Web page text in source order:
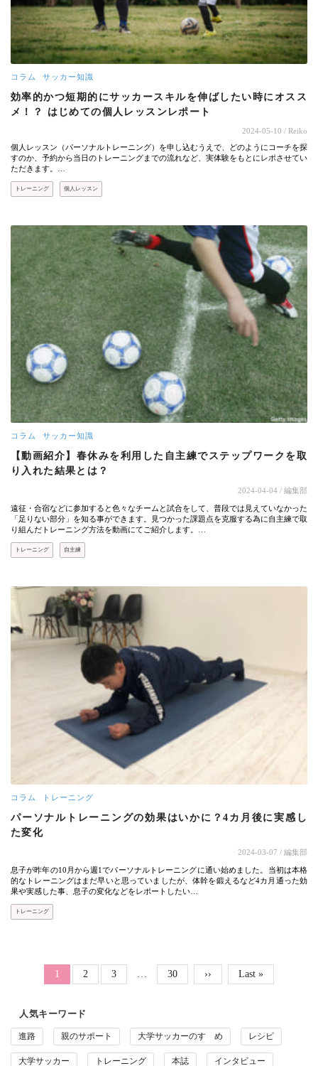
コラム サッカー知識
効率的かつ短期的にサッカースキルを伸ばしたい時にオスス
メ！？ はじめての個人レッスンレポート
2024-05-10 / Reiko
個人レッスン（パーソナルトレーニング）を申し込むうえで、どのようにコーチを探
すのか、予約から当日のトレーニングまでの流れなど、実体験をもとにレポさせてい
ただきます。…
トレーニング 個人レッスン
コラム サッカー知識
【動画紹介】春休みを利用した自主練でステップワークを取
り入れた結果とは？
2024-04-04 / 編集部
遠征・合宿などに参加すると色々なチームと試合をして、普段では見えていなかった
「足りない部分」を知る事ができます。見つかった課題点を克服する為に自主練で取
り組んだトレーニング方法を動画にてご紹介します。…
トレーニング 自主練
コラム トレーニング
パーソナルトレーニングの効果はいかに？4カ月後に実感し
た変化
2024-03-07 / 編集部
息子が昨年の10月から週1でパーソナルトレーニングに通い始めました。当初は本格
的なトレーニングはまだ早いと思っていましたが、体幹を鍛えるなど4カ月通った効
果や実感した事、息子の変化などをレポートしたい…
トレーニング
ページ送り
カレントページ
1 Page
2 Page
3 Page
30 次ページ
›› 最終ページ
Last »
人気キーワード
進路 親のサポート 大学サッカーのすゝめ レシピ
大学サッカー トレーニング 本誌 インタビュー